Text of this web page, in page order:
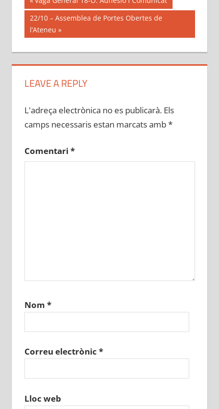
d'entrades
Post:
Next
Post:
22/10 – Assemblea de Portes Obertes de
l’Ateneu
LEAVE A REPLY
L'adreça electrònica no es publicarà. Els
camps necessaris estan marcats amb*
Comentari *
Nom *
Correu electrònic *
Lloc web